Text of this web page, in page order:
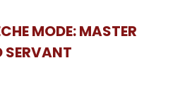
MODE: MASTER
SERVANT